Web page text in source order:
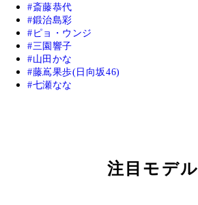
斎藤恭代
鍛治島彩
ピョ・ウンジ
三園響子
山田かな
藤嶌果歩(日向坂46)
七瀬なな
注目モデル